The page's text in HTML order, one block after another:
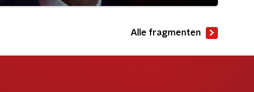
Alle fragmenten